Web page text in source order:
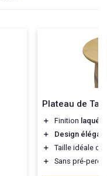
Plateau de
＋ Finition laquée
＋
Design élégant
＋
Taille idéale de
＋
Sans pré-